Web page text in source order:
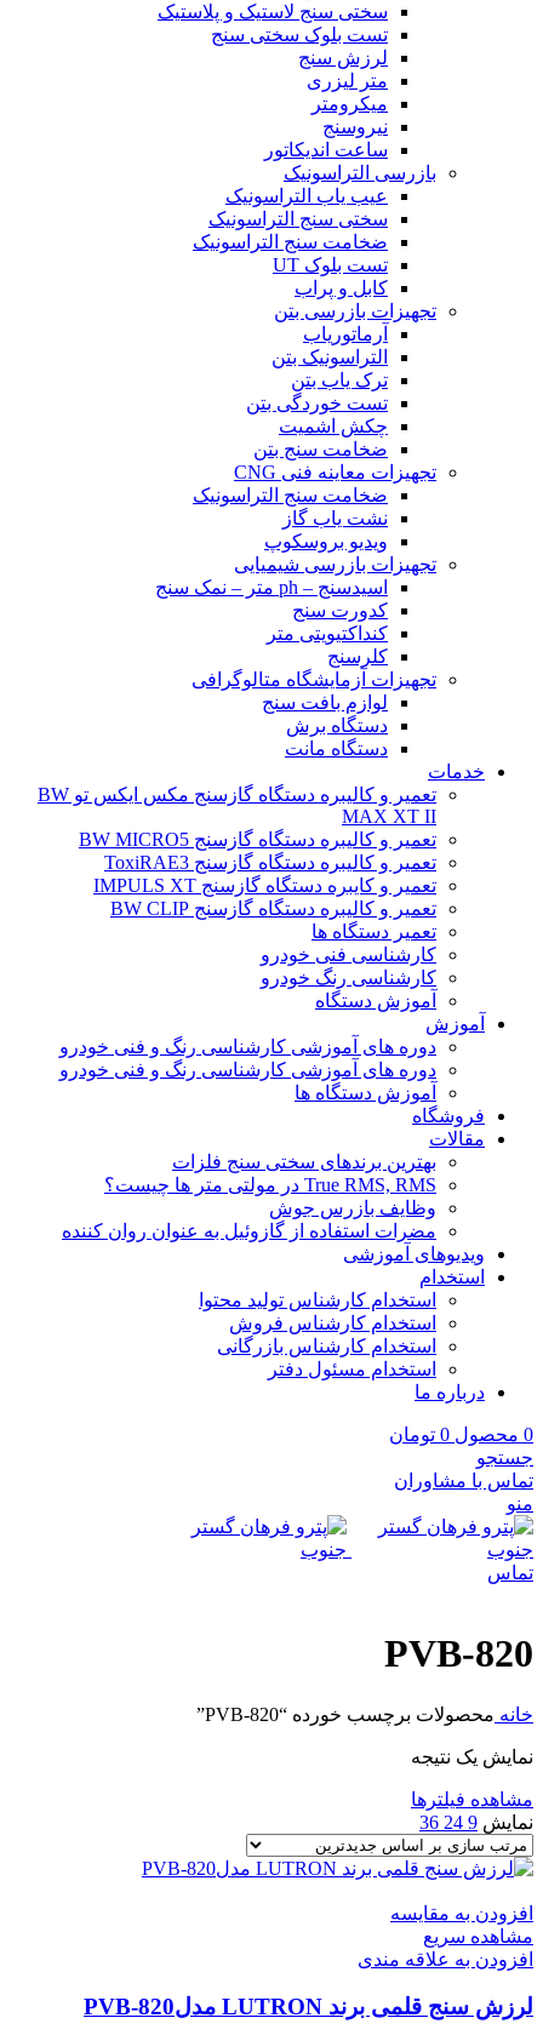
سختی سنج لاستیک و پلاستیک
تست بلوک سختی سنج
لرزش سنج
متر لیزری
میکرومتر
نیروسنج
ساعت اندیکاتور
بازرسی التراسونیک
عیب یاب التراسونیک
سختی سنج التراسونیک
ضخامت سنج التراسونیک
تست بلوک UT
کابل و پراب
تجهیزات بازرسی بتن
آرماتوریاب
التراسونیک بتن
ترک یاب بتن
تست خوردگی بتن
چکش اشمیت
ضخامت سنج بتن
تجهیزات معاینه فنی CNG
ضخامت سنج التراسونیک
نشت یاب گاز
ویدیو بروسکوپ
تجهیزات بازرسی شیمیایی
اسیدسنج – ph متر – نمک سنج
کدورت سنج
کنداکتیویتی متر
کلرسنج
تجهیزات آزمایشگاه متالوگرافی
لوازم بافت سنج
دستگاه برش
دستگاه مانت
خدمات
تعمیر و کالیبره دستگاه گازسنج مکس ایکس تو BW
MAX XT II
تعمیر و کالیبره دستگاه گازسنج BW MICRO5
تعمیر و کالیبره دستگاه گازسنج ToxiRAE3
تعمیر و کایبره دستگاه گازسنج IMPULS XT
تعمیر و کالیبره دستگاه گازسنج BW CLIP
تعمیر دستگاه ها
کارشناسی فنی خودرو
کارشناسی رنگ خودرو
آموزش دستگاه
آموزش
دوره های آموزشی کارشناسی رنگ و فنی خودرو
دوره های آموزشی کارشناسی رنگ و فنی خودرو
آموزش دستگاه ها
فروشگاه
مقالات
بهترین برندهای سختی سنج فلزات
True RMS, RMS در مولتی متر ها چیست؟
وظایف بازرس جوش
مضرات استفاده از گازوئیل به عنوان روان کننده
ویدیوهای آموزشی
استخدام
استخدام کارشناس تولید محتوا
استخدام کارشناس فروش
استخدام کارشناس بازرگانی
استخدام مسئول دفتر
درباره ما
0 محصول 0 تومان
جستجو
تماس با مشاوران
منو
تماس
PVB-820
خانه محصولات برچسب خورده “PVB-820”
نمایش یک نتیجه
مشاهده فیلترها
نمایش 9
24
36
افزودن به مقایسه
مشاهده سریع
افزودن به علاقه مندی
لرزش سنج قلمی برند LUTRON مدلPVB-820